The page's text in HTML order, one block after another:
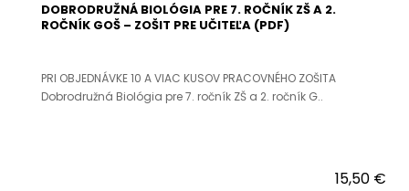
DOBRODRUŽNÁ BIOLÓGIA PRE 7. ROČNÍK ZŠ A 2.
ROČNÍK GOŠ – ZOŠIT PRE UČITEĽA (PDF)
PRI OBJEDNÁVKE 10 A VIAC KUSOV PRACOVNÉHO ZOŠITA
Dobrodružná Biológia pre 7. ročník ZŠ a 2. ročník G..
15,50 €